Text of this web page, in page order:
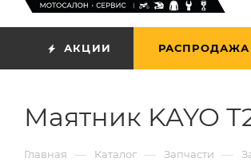
АКЦИИ РАСПРОДАЖА
Маятник KAYO
Главная — Каталог — Запчасти —